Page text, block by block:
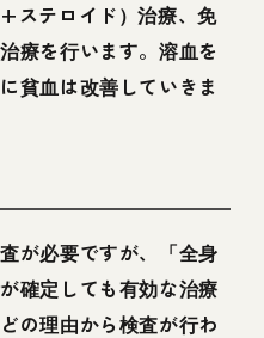
ステロイド）治療、免
療を行います。溶血を
貧血は改善していきま
が必要ですが、「全身
確定しても有効な治療
の理由から検査が行わ